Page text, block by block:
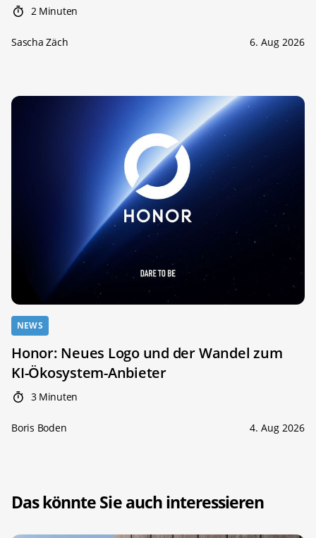
2 Minuten
Sascha Zäch 6. Aug 2026
NEWS
Honor: Neues Logo und der Wandel zum
KI-Ökosystem-Anbieter
3 Minuten
Boris Boden 4. Aug 2026
Das könnte Sie auch interessieren